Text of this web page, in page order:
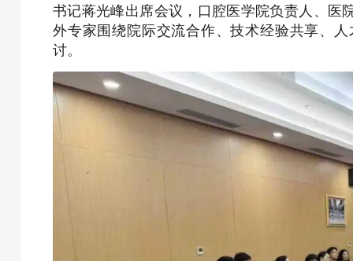
书记蒋光峰出席会议，口腔医学院负责人、医
外专家围绕院际交流合作、技术经验共享、
讨。